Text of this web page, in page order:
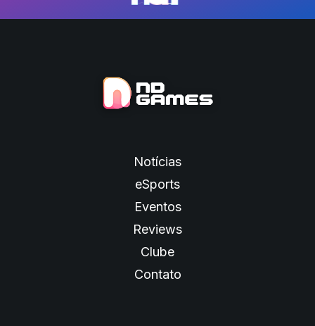
Notícias
eSports
Eventos
Reviews
Clube
Contato